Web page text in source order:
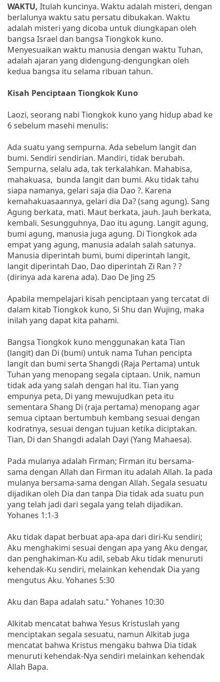
WAKTU, Itulah kuncinya. Waktu adalah misteri, dengan
berlalunya waktu satu persatu dibukakan. Waktu
adalah misteri yang dicoba untuk diungkapan oleh
bangsa Israel dan bangsa Tiongkok kuno.
Menyesuaikan waktu manusia dengan waktu Tuhan,
adalah ajaran yang didengung-dengungkan oleh
kedua bangsa itu selama ribuan tahun.
Kisah Penciptaan Tiongkok Kuno
Laozi, seorang nabi Tiongkok kuno yang hidup abad ke
6 sebelum masehi menulis:
Ada suatu yang sempurna. Ada sebelum langit dan
bumi. Sendiri sendirian. Mandiri, tidak berubah.
Sempurna, selalu ada, tak terkalahkan. Mahabisa,
mahakuasa, bunda langit dan bumi. Aku tidak tahu
siapa namanya, gelari saja dia Dao ?. Karena
kemahakuasaannya, gelari dia Da? (sang agung). Sang
Agung berkata, mati. Maut berkata, jauh. Jauh berkata,
kembali. Sesungguhnya, Dao itu agung. Langit agung,
bumi agung, manusia juga agung. Di Tiongkok ada
empat yang agung, manusia adalah salah satunya.
Manusia diperintah bumi, bumi diperintah langit,
langit diperintah Dao, Dao diperintah Zi Ran ? ?
(dirinya ada karena ada). Dao De Jing 25
Apabila mempelajari kisah penciptaan yang tercatat di
dalam kitab Tiongkok kuno, Si Shu dan Wujing, maka
inilah yang dapat kita pahami.
Bangsa Tiongkok kuno menggunakan kata Tian
(langit) dan Di (bumi) untuk nama Tuhan pencipta
langit dan bumi serta Shangdi (Raja Pertama) untuk
Tuhan yang menopang segala ciptaan. Unik, namun
tidak ada yang salah dengan hal itu. Tian yang
empunya peta, Di yang mewujudkan peta itu
sementara Shang Di (raja pertama) menopang agar
semua ciptaan bertumbuh kembang sesuai dengan
kodratnya, sesuai dengan tujuan ketika diciptakan.
Tian, Di dan Shangdi adalah Dayi (Yang Mahaesa).
Pada mulanya adalah Firman; Firman itu bersama-
sama dengan Allah dan Firman itu adalah Allah. Ia pada
mulanya bersama-sama dengan Allah. Segala sesuatu
dijadikan oleh Dia dan tanpa Dia tidak ada suatu pun
yang telah jadi dari segala yang telah dijadikan.
Yohanes 1:1-3
Aku tidak dapat berbuat apa-apa dari diri-Ku sendiri;
Aku menghakimi sesuai dengan apa yang Aku dengar,
dan penghakiman-Ku adil, sebab Aku tidak menuruti
kehendak-Ku sendiri, melainkan kehendak Dia yang
mengutus Aku. Yohanes 5:30
Aku dan Bapa adalah satu." Yohanes 10:30
Alkitab mencatat bahwa Yesus Kristuslah yang
menciptakan segala sesuatu, namun Alkitab juga
mencatat bahwa Kristus mengaku bahwa Dia tidak
menuruti kehendak-Nya sendiri melainkan kehendak
Allah Bapa.